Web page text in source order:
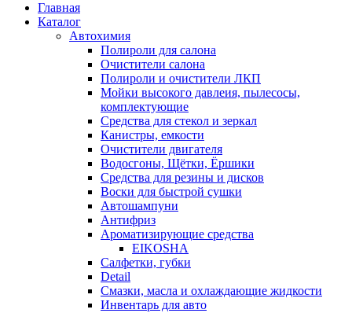
Главная
Каталог
Автохимия
Полироли для салона
Очистители салона
Полироли и очистители ЛКП
Мойки высокого давлеия, пылесосы,
комплектующие
Средства для стекол и зеркал
Канистры, емкости
Очистители двигателя
Водосгоны, Щётки, Ёршики
Средства для резины и дисков
Воски для быстрой сушки
Автошампуни
Антифриз
Ароматизирующие средства
EIKOSHA
Салфетки, губки
Detail
Смазки, масла и охлаждающие жидкости
Инвентарь для авто